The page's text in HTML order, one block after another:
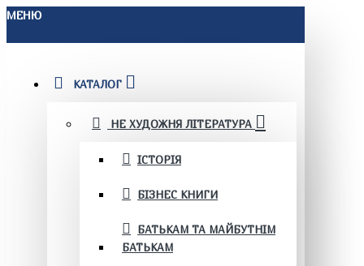
МЕНЮ
КАТАЛОГ
НЕ ХУДОЖНЯ ЛІТЕРАТУРА
ІСТОРІЯ
БІЗНЕС КНИГИ
БАТЬКАМ ТА МАЙБУТНІМ
БАТЬКАМ